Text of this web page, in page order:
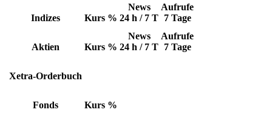
Indizes Kurs %
News
24 h / 7 T
Aufrufe
7 Tage
Aktien Kurs %
News
24 h / 7 T
Aufrufe
7 Tage
Xetra-Orderbuch
Fonds Kurs %